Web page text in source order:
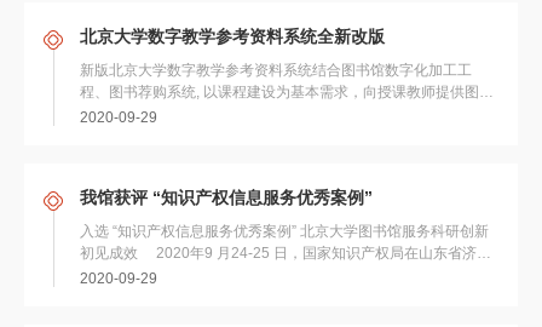
北京大学数字教学参考资料系统全新改版
新版北京大学数字教学参考资料系统结合图书馆数字化加工工
程、图书荐购系统, 以课程建设为基本需求，向授课教师提供图书
馆馆藏电子资源指定、自有数字资源上载等功...
2020-09-29
我馆获评 “知识产权信息服务优秀案例”
入选 “知识产权信息服务优秀案例” 北京大学图书馆服务科研创新
初见成效 2020年9 月24-25 日，国家知识产权局在山东省济南
市召开全...
2020-09-29